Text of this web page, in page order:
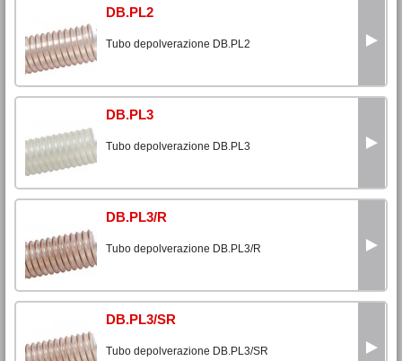
DB.PL2
Tubo depolverazione DB.PL2
DB.PL3
Tubo depolverazione DB.PL3
DB.PL3/R
Tubo depolverazione DB.PL3/R
DB.PL3/SR
Tubo depolverazione DB.PL3/SR